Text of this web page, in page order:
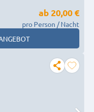
ab 20,00 €
pro Person / Nacht